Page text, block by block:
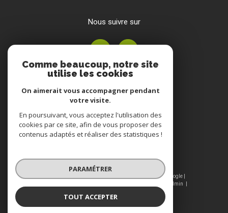
nous suivre sur
Adhérents
© 2026 | Tous droits réservés | Traduction powered by Google |
Admin
Comme beaucoup, notre site
utilise les cookies
On aimerait vous accompagner pendant
votre visite.
En poursuivant, vous acceptez l'utilisation des
cookies par ce site, afin de vous proposer des
contenus adaptés et réaliser des statistiques !
PARAMÉTRER
TOUT ACCEPTER